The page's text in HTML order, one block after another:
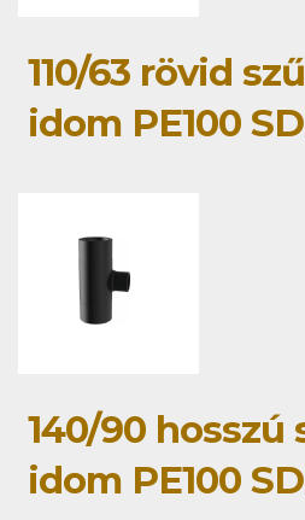
110/63 rövid
idom PE100
140/90
idom PE100